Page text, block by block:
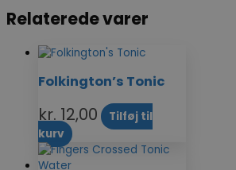
Relaterede varer
Folkington’s Tonic
kr. 12,00
Tilføj til
kurv